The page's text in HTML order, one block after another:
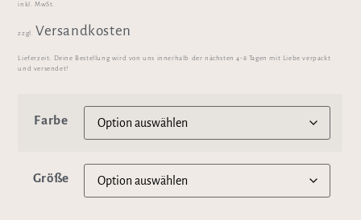
inkl. MwSt.
zzgl. Versandkosten
Lieferzeit:
Deine Bestellung wird von uns innerhalb der nächsten 4-8 Tagen mit Liebe verpackt
und versendet!
Farbe
Größe